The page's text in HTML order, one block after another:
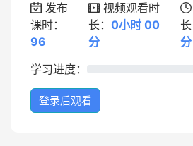
发布
课时：
96
视频观看时
长： 0小时 00
分
分
学习进度：
登录后观看